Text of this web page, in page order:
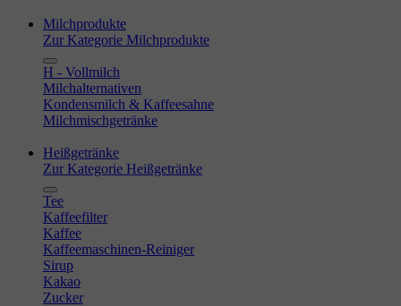
Milchprodukte
Zur Kategorie Milchprodukte
H - Vollmilch
Milchalternativen
Kondensmilch & Kaffeesahne
Milchmischgetränke
Heißgetränke
Zur Kategorie Heißgetränke
Tee
Kaffeefilter
Kaffee
Kaffeemaschinen-Reiniger
Sirup
Kakao
Zucker